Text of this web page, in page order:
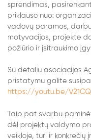
sprendimas,
priklauso nuo:
vadovų paramos,
motyvacijos, projekte
požiūrio ir įsitraukimo
Su detaliu asociacijos
pristatymu galite
https://youtu.be/
Taip pat svarbu
dėl projektų valdymo
veikloje, turi ir